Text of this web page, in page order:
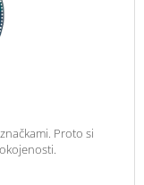
Proto si